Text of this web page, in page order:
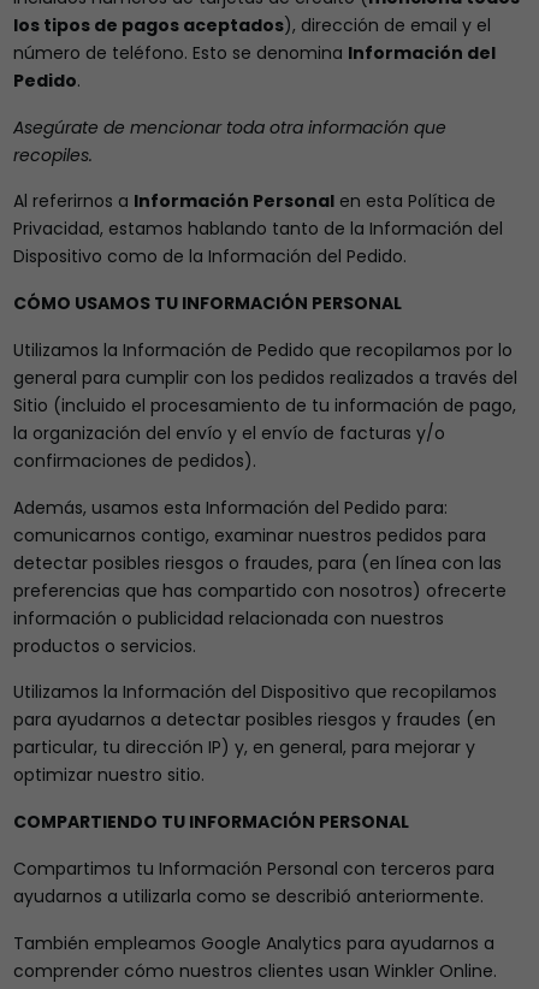
los tipos de pagos aceptados), dirección de email y el
número de teléfono. Esto se denomina Información del
Pedido.
Asegúrate de mencionar toda otra información que
recopiles.
Al referirnos a Información Personalen esta Política de
Privacidad, estamos hablando tanto de la Información del
Dispositivo como de la Información del Pedido.
CÓMO USAMOS TU INFORMACIÓN PERSONAL
Utilizamos la Información de Pedido que recopilamos por lo
general para cumplir con los pedidos realizados a través del
Sitio (incluido el procesamiento de tu información de pago,
la organización del envío y el envío de facturas y/o
confirmaciones de pedidos).
Además, usamos esta Información del Pedido para:
comunicarnos contigo, examinar nuestros pedidos para
detectar posibles riesgos o fraudes, para (en línea con las
preferencias que has compartido con nosotros) ofrecerte
información o publicidad relacionada con nuestros
productos o servicios.
Utilizamos la Información del Dispositivo que recopilamos
para ayudarnos a detectar posibles riesgos y fraudes (en
particular, tu dirección IP) y, en general, para mejorar y
optimizar nuestro sitio.
COMPARTIENDO TU INFORMACIÓN PERSONAL
Compartimos tu Información Personal con terceros para
ayudarnos a utilizarla como se describió anteriormente.
También empleamos Google Analytics para ayudarnos a
comprender cómo nuestros clientes usan Winkler Online.